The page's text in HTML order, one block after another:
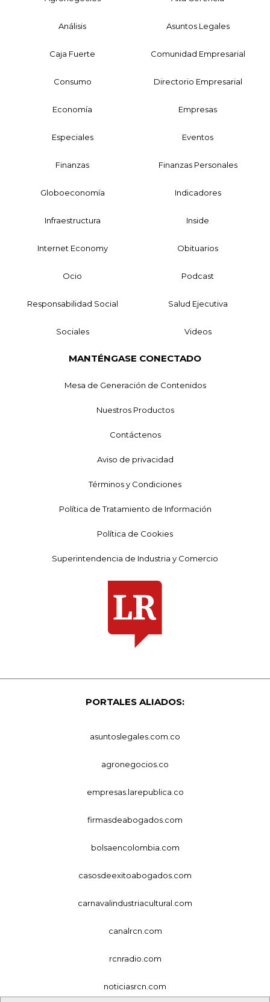
Análisis Asuntos Legales
Caja Fuerte Comunidad Empresarial
Consumo Directorio Empresarial
Economía Empresas
Especiales Eventos
Finanzas Finanzas Personales
Globoeconomía Indicadores
Infraestructura Inside
Internet Economy Obituarios
Ocio Podcast
Responsabilidad Social Salud Ejecutiva
Sociales Videos
MANTÉNGASE CONECTADO
Mesa de Generación de Contenidos
Nuestros Productos
Contáctenos
Aviso de privacidad
Términos y Condiciones
Política de Tratamiento de Información
Política de Cookies
Superintendencia de Industria y Comercio
PORTALES ALIADOS:
asuntoslegales.com.co
agronegocios.co
empresas.larepublica.co
firmasdeabogados.com
bolsaencolombia.com
casosdeexitoabogados.com
carnavalindustriacultural.com
canalrcn.com
rcnradio.com
noticiasrcn.com